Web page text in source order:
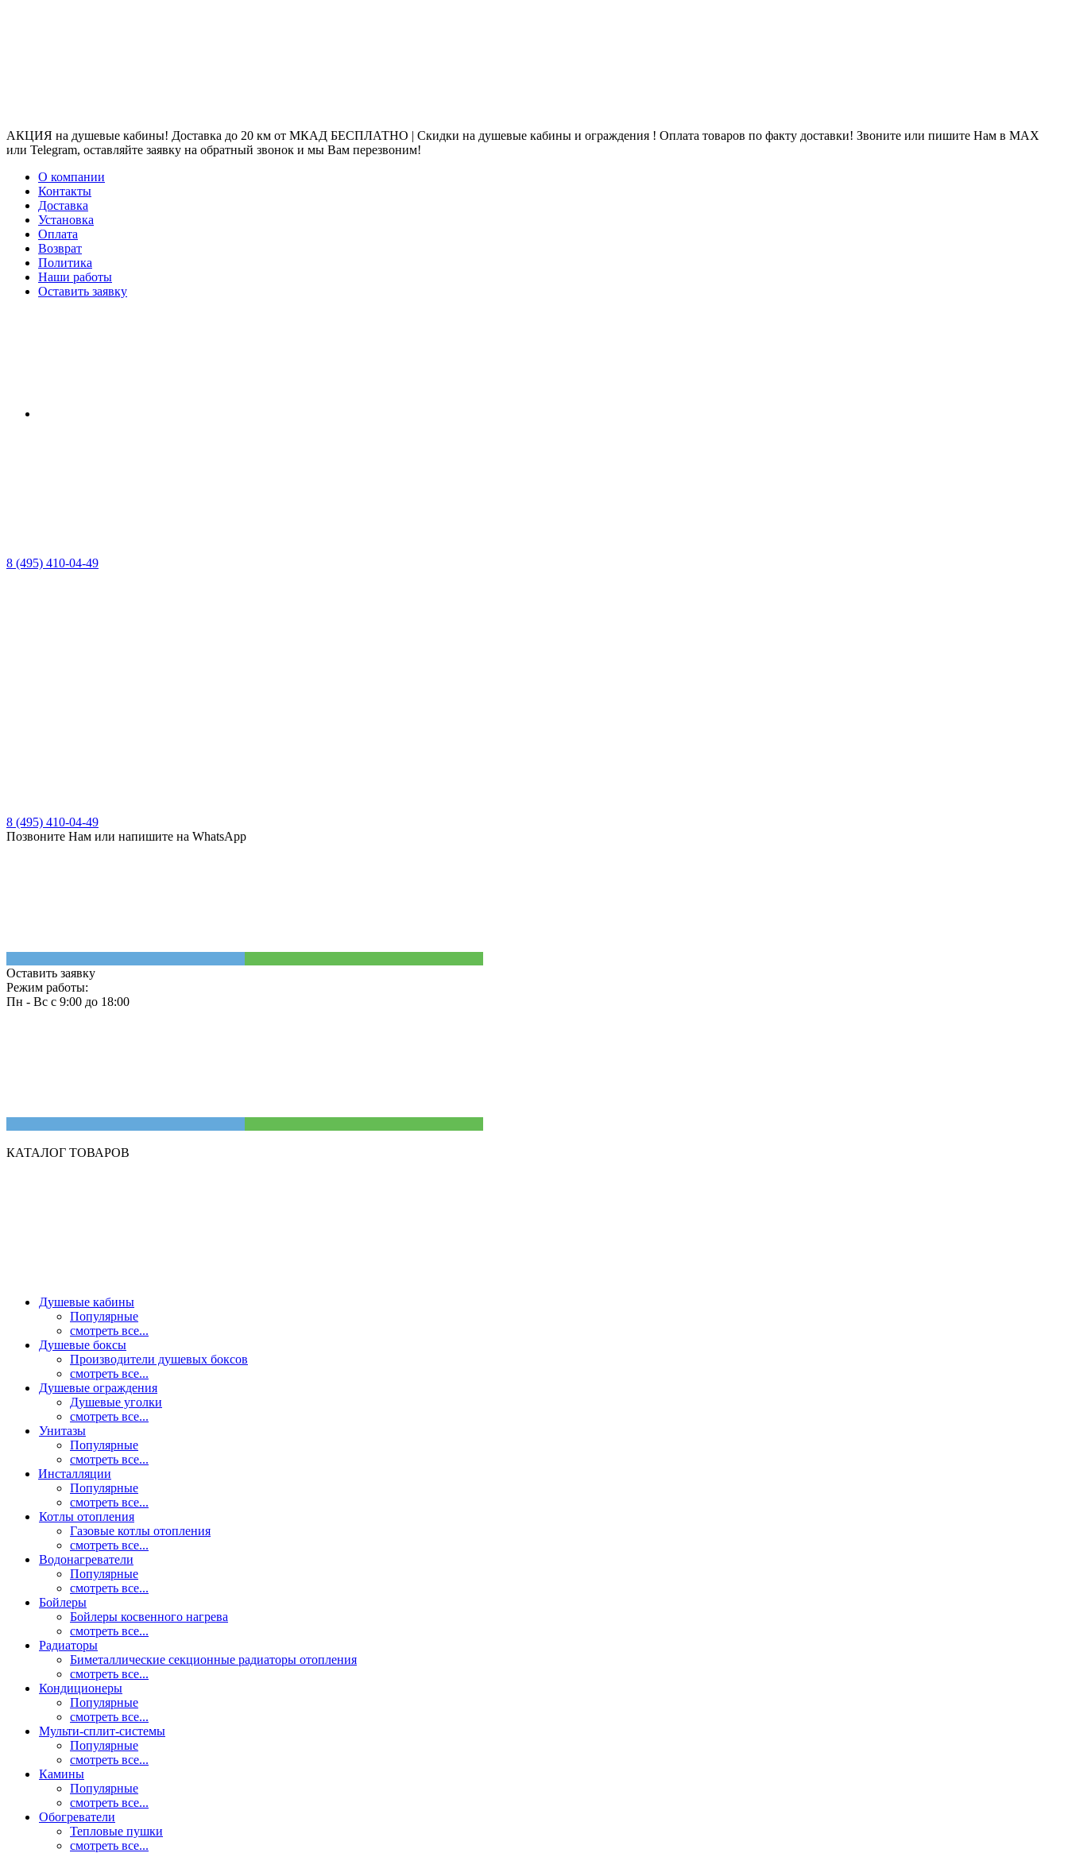
АКЦИЯ на душевые кабины! Доставка до 20 км от МКАД БЕСПЛАТНО | Скидки на душевые кабины и ограждения ! Оплата товаров по факту доставки! Звоните или пишите Нам в MAX
или Telegram, оставляйте заявку на обратный звонок и мы Вам перезвоним!
О компании
Контакты
Доставка
Установка
Оплата
Возврат
Политика
Наши работы
Оставить заявку
8 (495) 410-04-49
8 (495) 410-04-49
Позвоните Нам или напишите на WhatsApp
Оставить заявку
Режим работы:
Пн - Вс с 9:00 до 18:00
КАТАЛОГ ТОВАРОВ
Душевые кабины
Популярные
смотреть все...
Душевые боксы
Производители душевых боксов
смотреть все...
Душевые ограждения
Душевые уголки
смотреть все...
Унитазы
Популярные
смотреть все...
Инсталляции
Популярные
смотреть все...
Котлы отопления
Газовые котлы отопления
смотреть все...
Водонагреватели
Популярные
смотреть все...
Бойлеры
Бойлеры косвенного нагрева
смотреть все...
Радиаторы
Биметаллические секционные радиаторы отопления
смотреть все...
Кондиционеры
Популярные
смотреть все...
Мульти-сплит-системы
Популярные
смотреть все...
Камины
Популярные
смотреть все...
Обогреватели
Тепловые пушки
смотреть все...